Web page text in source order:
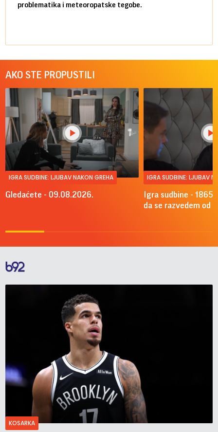
problematika i meteoropatske tegobe.
AKO STE PROPUSTILI
IGRA SUDBINE: LJUBAV NAKON GREHA
Gledaćete - 09.08.2026.
IGRA SUDBINE: LJUBAV
Igra sudbine - 1865.
da se razvedem od
KOSARKA